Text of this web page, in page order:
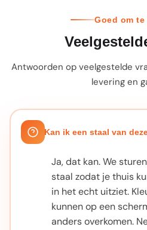
Goed om te
Antwoorden op veelgestelde
levering en
Kan ik een staal van
Ja, dat kan. We
staal zodat je thuis
in het echt uitziet.
kunnen op een
anders overkomen.